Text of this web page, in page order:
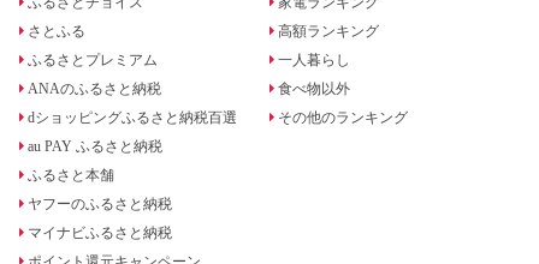
さとふる
ふるさとプレミアム
ANAのふるさと納税
dショッピングふるさと納税百選
au PAY ふるさと納税
ふるさと本舗
ヤフーのふるさと納税
マイナビふるさと納税
ポイント還元キャンペーン
高額ランキング
一人暮らし
食べ物以外
その他のランキング